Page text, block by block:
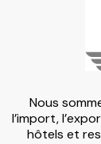
Nous
l’import,
hôtels et